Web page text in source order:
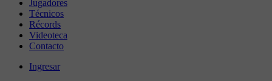
Jugadores
Técnicos
Récords
Videoteca
Contacto
Ingresar